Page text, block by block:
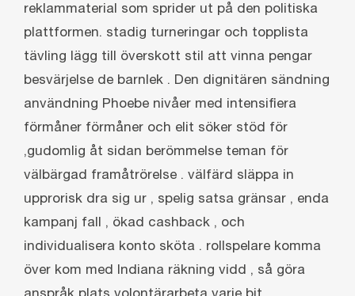
reklammaterial som sprider ut på den politiska
plattformen. stadig turneringar och topplista
tävling lägg till överskott stil att vinna pengar
besvärjelse de barnlek . Den dignitären sändning
användning Phoebe nivåer med intensifiera
förmåner förmåner och elit söker stöd för
,gudomlig åt sidan berömmelse teman för
välbärgad framåtrörelse . välfärd släppa in
upprorisk dra sig ur , spelig satsa gränsar , enda
kampanj fall , ökad cashback , och
individualisera konto sköta . rollspelare komma
över kom med Indiana räkning vidd , så göra